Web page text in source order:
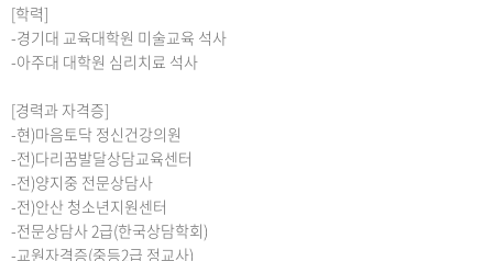
[학력]
-경기대 교육대학원 미술교육 석사
-아주대 대학원 심리치료 석사
[경력과 자격증]
-현)마음토닥 정신건강의원
-전)다리꿈발달상담교육센터
-전)양지중 전문상담사
-전)안산 청소년지원센터
-전문상담사 2급(한국상담학회)
-교원자격증(중등2급 정교사)